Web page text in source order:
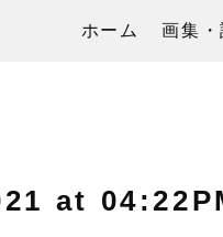
ホーム 画集
at